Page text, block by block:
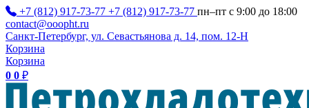
+7 (812) 917-73-77 +7 (812) 917-73-77 пн–пт с 9:00 до 18:00
contact@ooopht.ru
Санкт-Петербург, ул. Севастьянова д. 14, пом. 12-Н
Корзина
Корзина
0 0 ₽